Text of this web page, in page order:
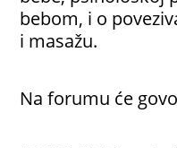
bebom, i o
i masažu.
Na forumu će